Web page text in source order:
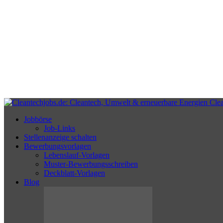
Jobbörse
Job-Links
Stellenanzeige schalten
Bewerbungsvorlagen
Lebenslauf-Vorlagen
Muster-Bewerbungsschreiben
Deckblatt-Vorlagen
Blog